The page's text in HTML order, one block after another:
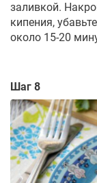
заливкой.
кипения,
около 15-20
Шаг 8